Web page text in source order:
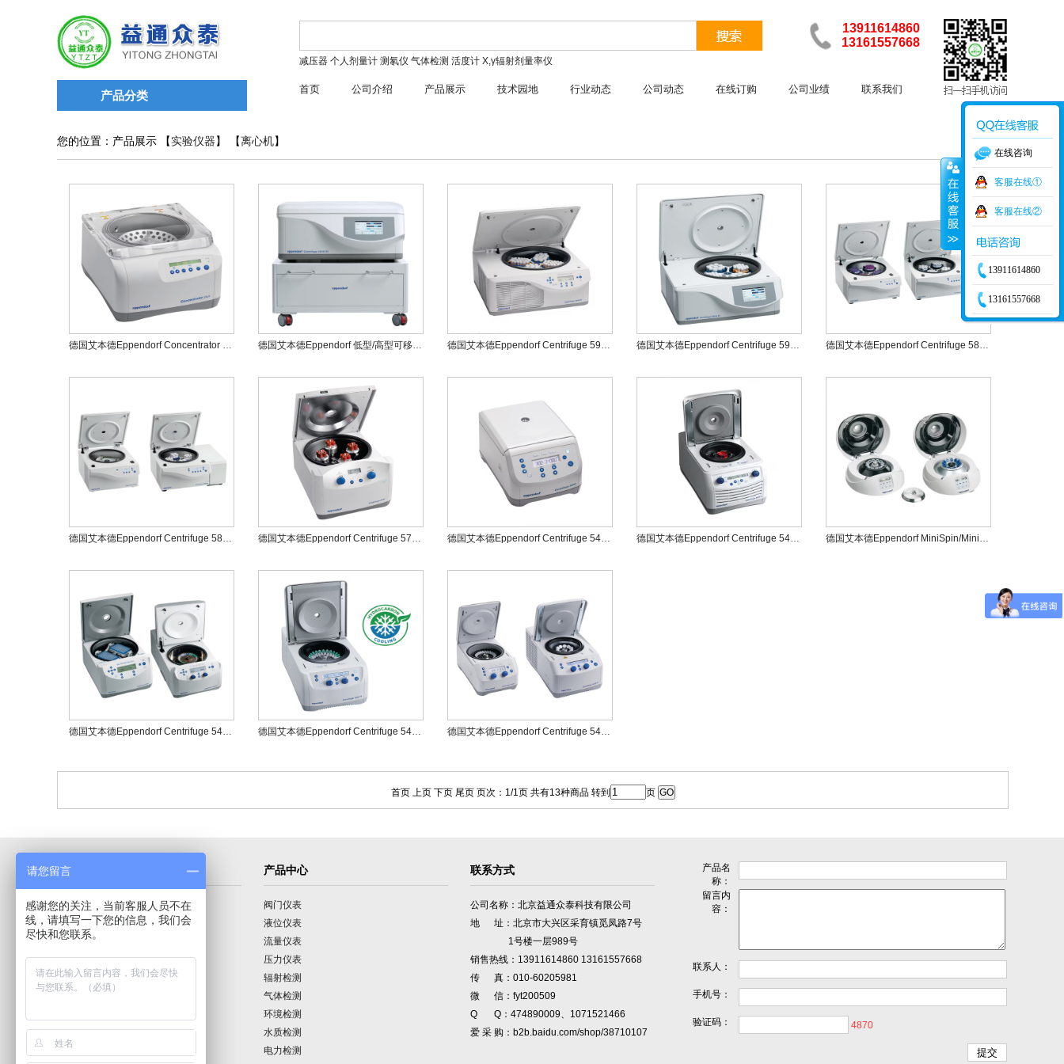
产品分类
13911614860
13161557668
减压器 个人剂量计 测氡仪 气体检测 活度计 X,γ辐射剂量率仪
首页 公司介绍 产品展示 技术园地 行业动态 公司动态 在线订购 公司业绩 联系我们
您的位置：产品展示 【 实验仪器 】 【离心机】
德国艾本德Eppendorf Concentrator plus真空离心机 德国艾本德Eppendorf 低型/高型可移动操作台 德国艾本德Eppendorf Centrifuge 5920R大型台式冷冻离心机 德国艾本德Eppendorf Centrifuge 5910Ri冷冻离心机 德国艾本德Eppendorf Centrifuge 5810/5810R高速台式离心机
德国艾本德Eppendorf Centrifuge 5804/5804R高速台式离心机 德国艾本德Eppendorf Centrifuge 5702/5702R/5702RH低速离心机 德国艾本德Eppendorf Centrifuge 5420微型离心机 德国艾本德Eppendorf Centrifuge 5418R冷冻离心机 德国艾本德Eppendorf MiniSpin/MiniSpin plus迷你离心机
德国艾本德Eppendorf Centrifuge 5430/5430R多功能微型离心机 德国艾本德Eppendorf Centrifuge 5427R高速冷冻微型离心机 德国艾本德Eppendorf Centrifuge 5425/5425R微型离心机
首页 上页 下页 尾页 页次：1/1页 共有13种商品 转到 页
导航菜单
首页
公司介绍
产品展示
技术园地
行业动态
联系我们
产品中心
阀门仪表
液位仪表
流量仪表
压力仪表
辐射检测
气体检测
环境检测
水质检测
电力检测
联系方式
公司名称：北京益通众泰科技有限公司
地 址：北京市大兴区采育镇觅凤路7号
1号楼一层989号
销售热线：13911614860 13161557668
传 真：010-60205981
微 信：fyt200509
Q Q：474890009、1071521466
爱 采 购：b2b.baidu.com/shop/38710107
产品名
称：
留言内
容：
联系人：
手机号：
验证码： 4870
在线咨询
客服在线①
客服在线②
13911614860
13161557668
请您留言
感谢您的关注，当前客服人员不在
线，请填写一下您的信息，我们会
尽快和您联系。